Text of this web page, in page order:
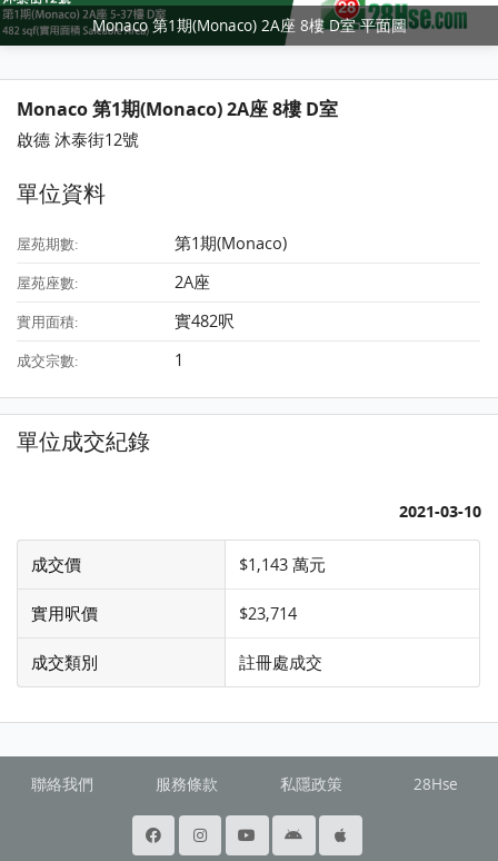
Monaco 第1期(Monaco) 2A座 8樓 D室 平面圖
Monaco 第1期(Monaco) 2A座 8樓 D室
啟德 沐泰街12號
單位資料
屋苑期數: 第1期(Monaco)
屋苑座數: 2A座
實用面積: 實482呎
成交宗數: 1
單位成交紀錄
2021-03-10
成交價 $1,143 萬元
實用呎價 $23,714
成交類別 註冊處成交
聯絡我們 服務條款 私隱政策 28Hse